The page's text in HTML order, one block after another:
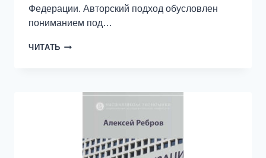
Федерации. Авторский подход обусловлен
пониманием под…
ЧИТАТЬ БЕЗОПАСНОСТЬ
ФЕДЕРАЦИИ